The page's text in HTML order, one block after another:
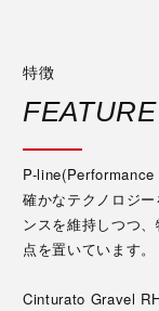
特徴
FEATURE
P-line(Performance
確かなテクノロジ
ンスを維持しつつ
点を置いています。
Cinturato Gravel